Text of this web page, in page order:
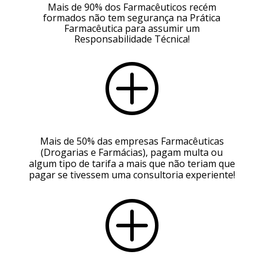
Mais de 90% dos Farmacêuticos recém
formados não tem segurança na Prática
Farmacêutica para assumir um
Responsabilidade Técnica!
P
Mais de 50% das empresas Farmacêuticas
(Drogarias e Farmácias), pagam multa ou
algum tipo de tarifa a mais que não teriam que
pagar se tivessem uma consultoria experiente!
P